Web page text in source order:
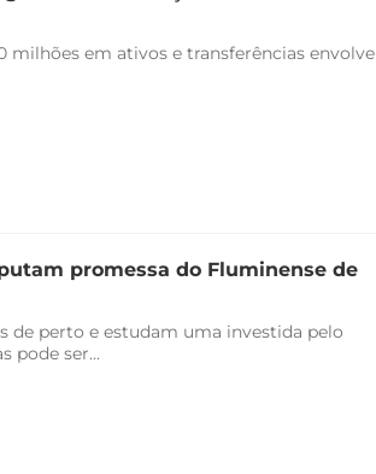
milhões em ativos e transferências envolve
promessa do Fluminense de
de perto e estudam uma investida pelo
pode ser...